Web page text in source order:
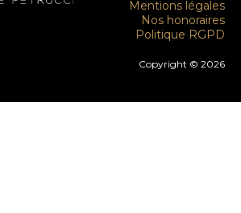
Mentions légales
Nos honoraires
Politique RGPD
Copyright © 2026